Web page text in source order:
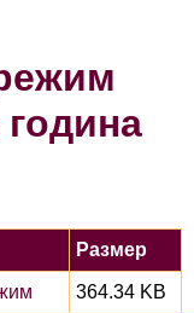
Размер
364.34 KB